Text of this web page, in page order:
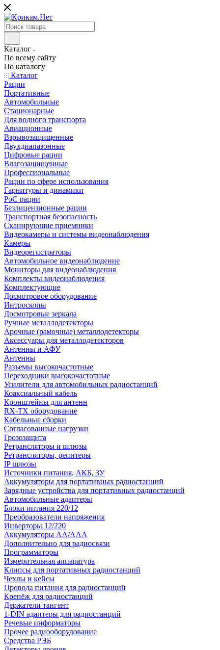
Каталог
По всему сайту
По каталогу
Каталог
Рации
Портативные
Автомобильные
Стационарные
Для водного транспорта
Авиационные
Взрывозащищенные
Двухдиапазонные
Цифровые рации
Влагозащищенные
Профессиональные
Рации по сфере использования
Гарнитуры и динамики
PoC рации
Безлицензионные рации
Транспортная безопасность
Сканирующие приемники
Видеокамеры и системы видеонаблюдения
Камеры
Видеорегистраторы
Автомобильное видеонаблюдение
Мониторы для видеонаблюдения
Комплекты видеонаблюдения
Комплектующие
Досмотровое оборудование
Интроскопы
Досмотровые зеркала
Ручные металлодетекторы
Арочные (рамочные) металлодетекторы
Аксессуары для металлодетекторов
Антенны и АФУ
Антенны
Разъемы высокочастотные
Переходники высокочастотные
Усилители для автомобильных радиостанций
Коаксиальный кабель
Кронштейны для антенн
RX-TX оборудование
Кабельные сборки
Согласованные нагрузки
Грозозащита
Ретрансляторы и шлюзы
Ретрансляторы, репитеры
IP шлюзы
Источники питания, АКБ, ЗУ
Аккумуляторы для портативных радиостанций
Зарядные устройства для портативных радиостанций
Автомобильные адаптеры
Блоки питания 220/12
Преобразователи напряжения
Инверторы 12/220
Аккумуляторы АА/ААА
Дополнительно для радиосвязи
Программаторы
Измерительная аппаратура
Клипсы для портативных радиостанций
Чехлы и кейсы
Провода питания для радиостанций
Крепёж для радиостанций
Держатели тангент
1-DIN адаптеры для радиостанций
Речевые информаторы
Прочее радиооборудование
Средства РЭБ